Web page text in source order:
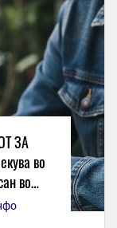
ЗА
во
во